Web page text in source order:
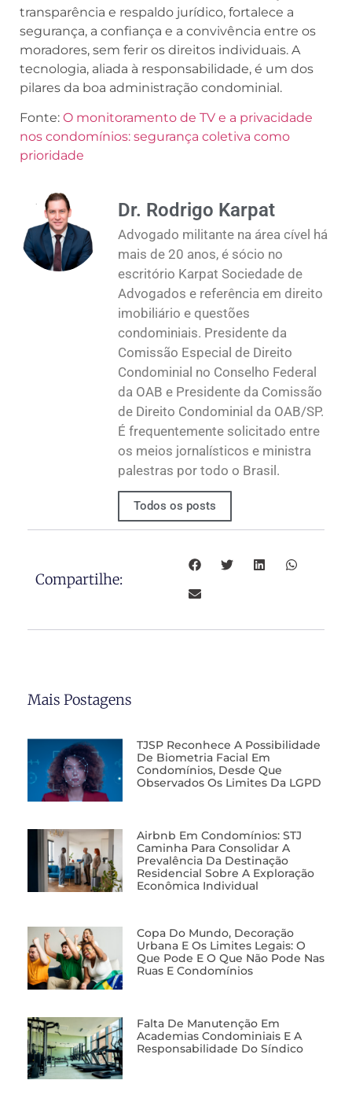
transparência e respaldo jurídico, fortalece a
segurança, a confiança e a convivência entre os
moradores, sem ferir os direitos individuais. A
tecnologia, aliada à responsabilidade, é um dos
pilares da boa administração condominial.
Fonte: O monitoramento de TV e a privacidade
nos condomínios: segurança coletiva como
prioridade
Dr. Rodrigo Karpat
Advogado militante na área cível há
mais de 20 anos, é sócio no
escritório Karpat Sociedade de
Advogados e referência em direito
imobiliário e questões
condominiais. Presidente da
Comissão Especial de Direito
Condominial no Conselho Federal
da OAB e Presidente da Comissão
de Direito Condominial da OAB/SP.
É frequentemente solicitado entre
os meios jornalísticos e ministra
palestras por todo o Brasil.
Todos os posts
Compartilhe:
Mais Postagens
TJSP Reconhece A Possibilidade
De Biometria Facial Em
Condomínios, Desde Que
Observados Os Limites Da LGPD
Airbnb Em Condomínios: STJ
Caminha Para Consolidar A
Prevalência Da Destinação
Residencial Sobre A Exploração
Econômica Individual
Copa Do Mundo, Decoração
Urbana E Os Limites Legais: O
Que Pode E O Que Não Pode Nas
Ruas E Condomínios
Falta De Manutenção Em
Academias Condominiais E A
Responsabilidade Do Síndico